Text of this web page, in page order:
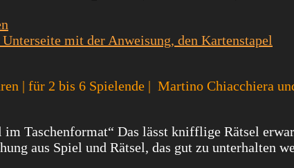
| für 2 bis 6 Spielende | Martino Chiacchiera
im Taschenformat“ Das lässt knifflige Rätsel
aus Spiel und Rätsel, das gut zu unterhalten